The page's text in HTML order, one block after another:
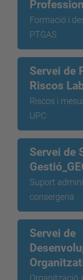
Formació i
PTGAS
Servei de
Riscos
Riscos i
UPC
Servei de
Suport
consergeria
Servei de